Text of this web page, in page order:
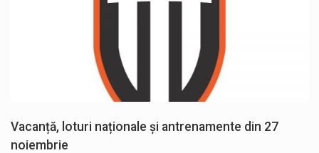
Vacanță, loturi naționale și antrenamente din 27
noiembrie